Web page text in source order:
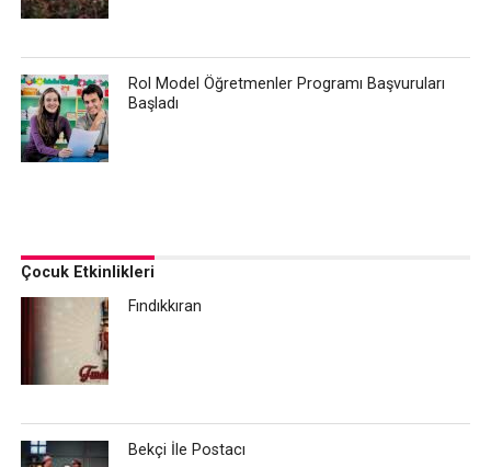
Rol Model Öğretmenler Programı Başvuruları
Başladı
Çocuk Etkinlikleri
Fındıkkıran
Bekçi İle Postacı